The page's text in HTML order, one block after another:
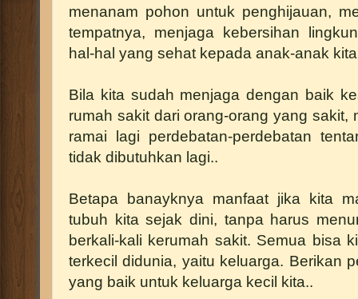
menanam pohon untuk penghijauan,
tempatnya, menjaga kebersihan
hal-hal yang sehat kepada anak-anak
Bila kita sudah menjaga dengan baik
rumah sakit dari orang-orang yang sakit,
ramai lagi perdebatan-perdebatan
tidak dibutuhkan lagi..
Betapa banayknya manfaat jika kita
tubuh kita sejak dini, tanpa harus
berkali-kali kerumah sakit. Semua bisa
terkecil didunia, yaitu keluarga. Berikan
yang baik untuk keluarga kecil kita..